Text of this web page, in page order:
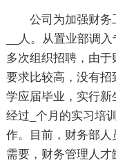
公司为加强财务
__人。从置业部调
多次组织招聘，由
要求比较高，没有
学应届毕业，实行新
经过_个月的实习培
作。目前，财务部
需要，财务管理人